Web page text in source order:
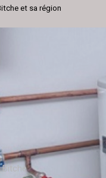
et sa région
Bitche